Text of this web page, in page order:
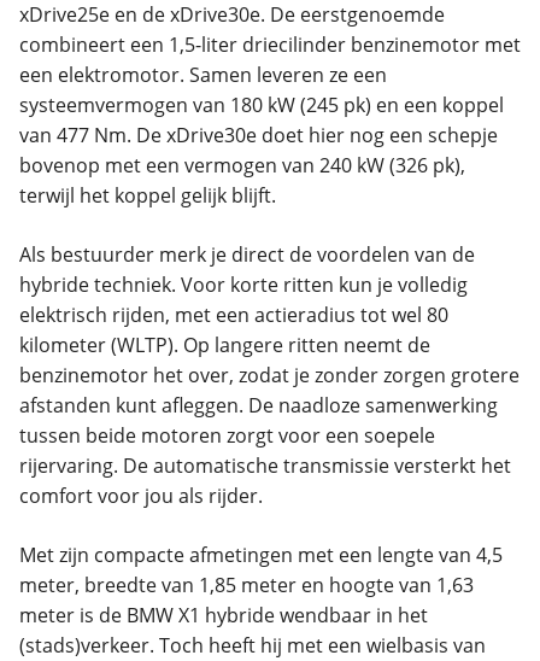
xDrive25e en de xDrive30e. De eerstgenoemde
combineert een 1,5-liter driecilinder benzinemotor met
een elektromotor. Samen leveren ze een
systeemvermogen van 180 kW (245 pk) en een koppel
van 477 Nm. De xDrive30e doet hier nog een schepje
bovenop met een vermogen van 240 kW (326 pk),
terwijl het koppel gelijk blijft.
Als bestuurder merk je direct de voordelen van de
hybride techniek. Voor korte ritten kun je volledig
elektrisch rijden, met een actieradius tot wel 80
kilometer (WLTP). Op langere ritten neemt de
benzinemotor het over, zodat je zonder zorgen grotere
afstanden kunt afleggen. De naadloze samenwerking
tussen beide motoren zorgt voor een soepele
rijervaring. De automatische transmissie versterkt het
comfort voor jou als rijder.
Met zijn compacte afmetingen met een lengte van 4,5
meter, breedte van 1,85 meter en hoogte van 1,63
meter is de BMW X1 hybride wendbaar in het
(stads)verkeer. Toch heeft hij met een wielbasis van